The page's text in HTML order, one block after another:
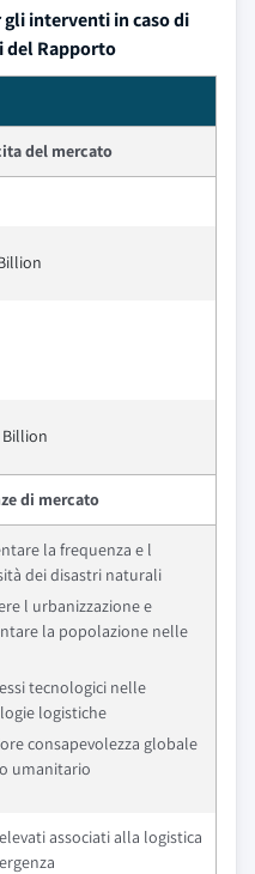
interventi in caso di
Rapporto
del mercato
Billion
di mercato
la frequenza e l
dei disastri naturali
l urbanizzazione e
la popolazione nelle
tecnologici nelle
logistiche
consapevolezza globale
umanitario
associati alla logistica